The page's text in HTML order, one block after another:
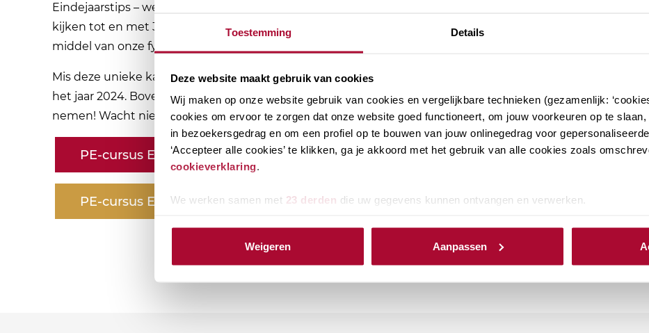
Toestemming Details
Deze website maakt gebruik van cookies
Wij maken op onze website gebruik van cookies en vergelijkbare technieken (gezamenlijk:
cookies om ervoor te zorgen dat onze website goed functioneert, om jouw voorkeuren op te
in bezoekersgedrag en om een profiel op te bouwen van jouw onlinegedrag voor
‘Accepteer alle cookies’ te klikken, ga je akkoord met het gebruik van alle cookies zoals
cookieverklaring.
We werken samen met 23 derden die uw gegevens kunnen ontvangen en verwerken.
Weigeren Aanpassen
Eindejaarstips – webinar. Let op: je hebt de mogelijkheid om dit waardevolle webinar terug te
kijken tot en met 31 december 2023. Wil je liever een fysieke bijeenkomst volgen? Dat kan door
middel van onze fysieke PE-cursus Eindejaarstips in Dordrecht.
Mis deze unieke kans niet om volledig op de hoogte te zijn van de nieuwste ontwikkelingen voor
het jaar 2024. Bovendien, als kers op de taart, verdien je waardevolle PE-punten door deel te
nemen! Wacht niet langer en schrijf je vandaag nog in!
PE-cursus Eindejaarstips – webinar
PE-cursus Eindejaarstips – fysiek